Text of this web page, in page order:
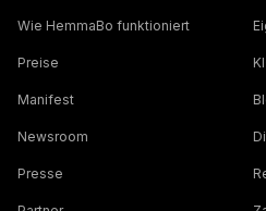
Wie HemmaBo funktioniert
Preise
Manifest
Newsroom
Presse